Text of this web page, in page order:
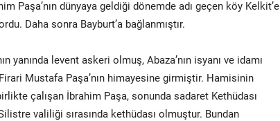
Paşa’nın dünyaya geldiği dönemde adı geçen köy Kelkit’e
Daha sonra Bayburt’a bağlanmıştır.
yanında levent askeri olmuş, Abaza’nın isyanı ve idamı
Mustafa Paşa’nın himayesine girmiştir. Hamisinin
çalışan İbrahim Paşa, sonunda sadaret Kethüdası
valiliği sırasında kethüdası olmuştur. Bundan